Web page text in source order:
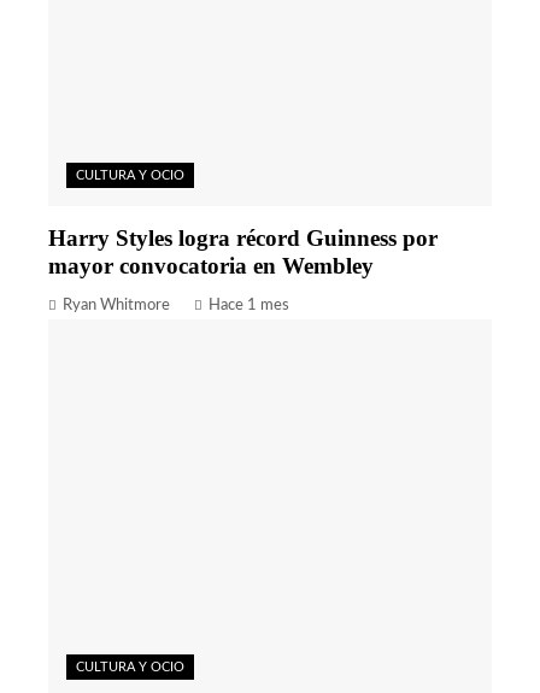
CULTURA Y OCIO
Harry Styles logra récord Guinness por
mayor convocatoria en Wembley
Ryan Whitmore Hace 1 mes
CULTURA Y OCIO